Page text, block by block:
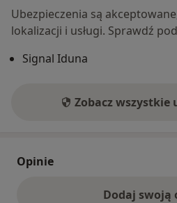
Ubezpieczenia są
lokalizacji i usługi. Sprawdź
Signal Iduna
Zobacz wszystkie
Opinie
Dodaj swoją